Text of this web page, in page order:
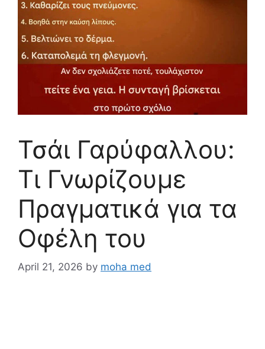
Τσάι Γαρύφαλλου:
Τι Γνωρίζουμε
Πραγματικά για τα
Οφέλη του
April 21, 2026 by moha med